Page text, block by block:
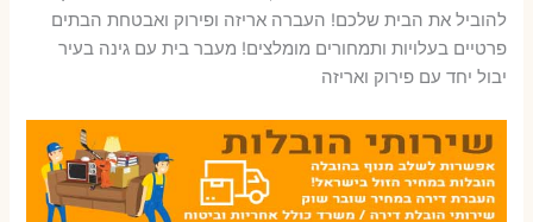
להוביל את הבית שלכם! העברה אריזה ופירוק ואבטחת הבתים
פרטיים בעלויות ותמחורים מומלצים! מעבר בית עם גינה בעיר
יבול יחד עם פירוק ואריזה